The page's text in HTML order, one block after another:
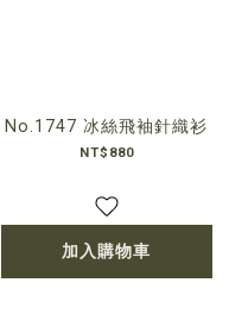
No.1747 冰絲飛袖針織衫
NT$880
加入購物車